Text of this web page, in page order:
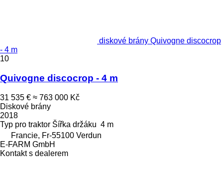
diskové brány Quivogne discocrop
- 4 m
10
Quivogne discocrop - 4 m
31 535 € ≈ 763 000 Kč
Diskové brány
2018
Typ pro traktor Šířka držáku 4 m
Francie, Fr-55100 Verdun
E-FARM GmbH
Kontakt s dealerem